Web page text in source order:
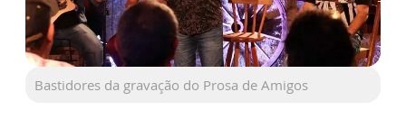
Bastidores da gravação do Prosa de Amigos